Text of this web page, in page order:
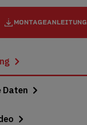
MONTAGEANLEITUNG
Daten